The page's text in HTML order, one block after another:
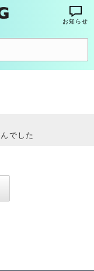
お知らせ
でした